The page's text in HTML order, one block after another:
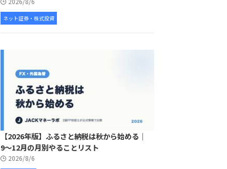
ネット証券・株式投資
【2026年版】ふるさと納税は秋から始める｜
9〜12月の月別やることリスト
2026/8/6